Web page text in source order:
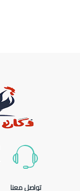
تواصل معنا